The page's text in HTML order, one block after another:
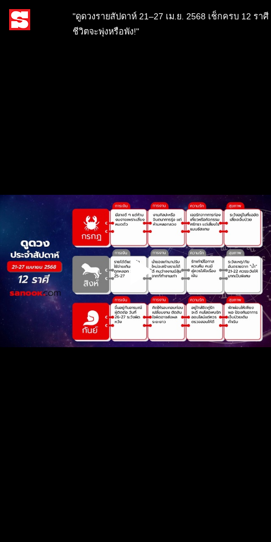
Play
Video
"ดูดวงรายสัปดาห์ 21–27 เม.ย. 2568 เช็กครบ 12 ราศี
ชีวิตจะพุ่งหรือพัง!"